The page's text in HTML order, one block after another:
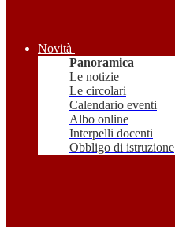
Novità
Panoramica
Le notizie
Le circolari
Calendario eventi
Albo online
Interpelli docenti
Obbligo di istruzione